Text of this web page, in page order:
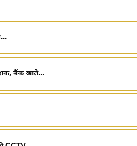
शक, बैंक खाते...